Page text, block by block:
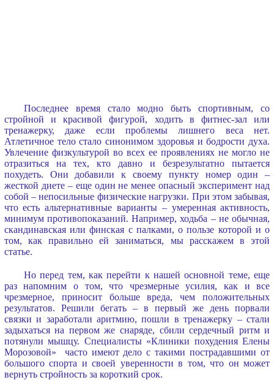
Последнее время стало модно быть спортивным, со
стройной и красивой фигурой, ходить в фитнес-зал или
тренажерку, даже если проблемы лишнего веса нет.
Атлетичное тело стало синонимом здоровья и бодрости духа.
Увлечение физкультурой во всех ее проявлениях не могло не
отразиться на тех, кто давно и безрезультатно пытается
похудеть. Они добавили к своему пункту номер один –
жесткой диете – еще один не менее опасный эксперимент над
собой – непосильные физические нагрузки. При этом забывая,
что есть альтернативные варианты – умеренная активность,
минимум противопоказаний. Например, ходьба – не обычная,
скандинавская или финская с палками, о пользе которой и о
том, как правильно ей заниматься, мы расскажем в этой
статье.
Но перед тем, как перейти к нашей основной теме, еще
раз напомним о том, что чрезмерные усилия, как и все
чрезмерное, приносит больше вреда, чем положительных
результатов. Решили бегать – в первый же день порвали
связки и заработали аритмию, пошли в тренажерку – стали
задыхаться на первом же снаряде, сбили сердечный ритм и
потянули мышцу. Специалисты «Клиники похудения Елены
Морозовой» часто имеют дело с такими пострадавшими от
большого спорта и своей уверенности в том, что он может
вернуть стройность за короткий срок.